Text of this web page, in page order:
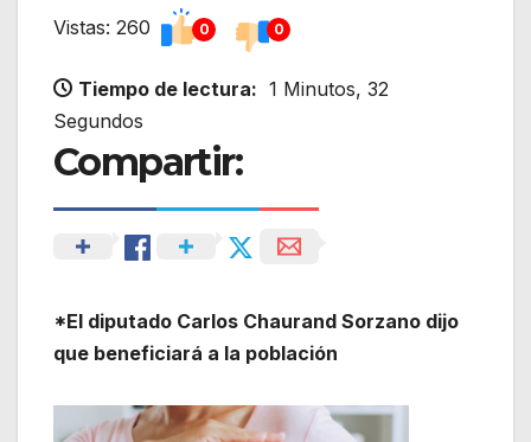
Vistas: 260 0 0
Tiempo de lectura: 1 Minutos, 32
Segundos
Compartir:
*El diputado Carlos Chaurand Sorzano dijo
que beneficiará a la población